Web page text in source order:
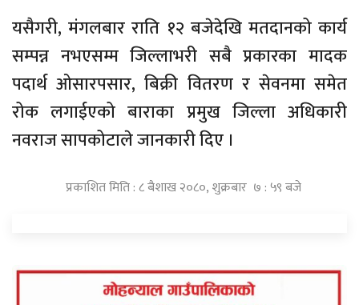
यसैगरी, मंगलबार राति १२ बजेदेखि मतदानको कार्य
सम्पन्न नभएसम्म जिल्लाभरी सबै प्रकारका मादक
पदार्थ ओसारपसार, बिक्री वितरण र सेवनमा समेत
रोक लगाईएको बाराका प्रमुख जिल्ला अधिकारी
नवराज सापकोटाले जानकारी दिए ।
प्रकाशित मिति : ८ बैशाख २०८०, शुक्रबार ७ : ५९ बजे